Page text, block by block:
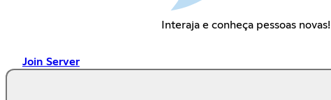
Interaja e conheça pessoas novas!
Join Server